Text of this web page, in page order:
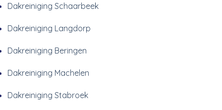
Dakreiniging Schaarbeek
Dakreiniging Langdorp
Dakreiniging Beringen
Dakreiniging Machelen
Dakreiniging Stabroek